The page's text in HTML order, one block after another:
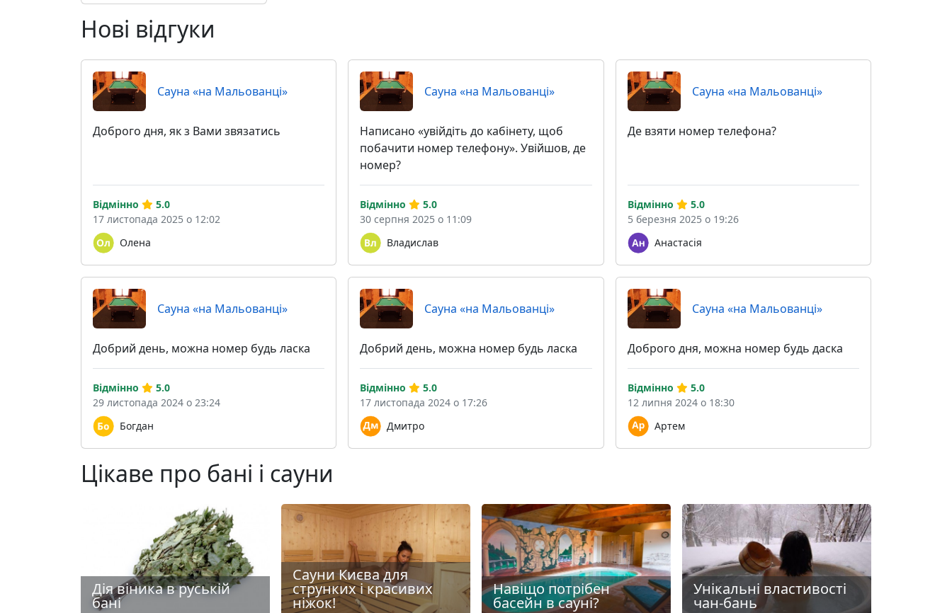
Нові відгуки
Сауна «на Мальованці»
Доброго дня, як з Вами звязатись
Олена
Відмінно
5.0
17 листопада 2025 о 12:02
Сауна «на Мальованці»
Написано «увійдіть до кабінету, щоб
побачити номер телефону». Увійшов, де
номер?
Владислав
Відмінно
5.0
30 серпня 2025 о 11:09
Сауна «на Мальованці»
Де взяти номер телефона?
Анастасія
Відмінно
5.0
5 березня 2025 о 19:26
Сауна «на Мальованці»
Добрий день, можна номер будь ласка
Богдан
Відмінно
5.0
29 листопада 2024 о 23:24
Сауна «на Мальованці»
Добрий день, можна номер будь ласка
Дмитро
Відмінно
5.0
17 листопада 2024 о 17:26
Сауна «на Мальованці»
Доброго дня, можна номер будь даска
Артем
Відмінно
5.0
12 липня 2024 о 18:30
Цікаве про бані і сауни
Дія віника в руській
бані
Сауни Києва для
струнких і красивих
ніжок!
Навіщо потрібен
басейн в сауні?
Унікальні властивості
чан-бань